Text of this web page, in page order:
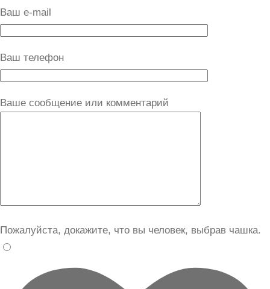
Ваш e-mail
Ваш телефон
Ваше сообщение или комментарий
Пожалуйста, докажите, что вы человек, выбрав чашка.